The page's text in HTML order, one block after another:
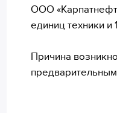
ООО
единиц техники и
Причина